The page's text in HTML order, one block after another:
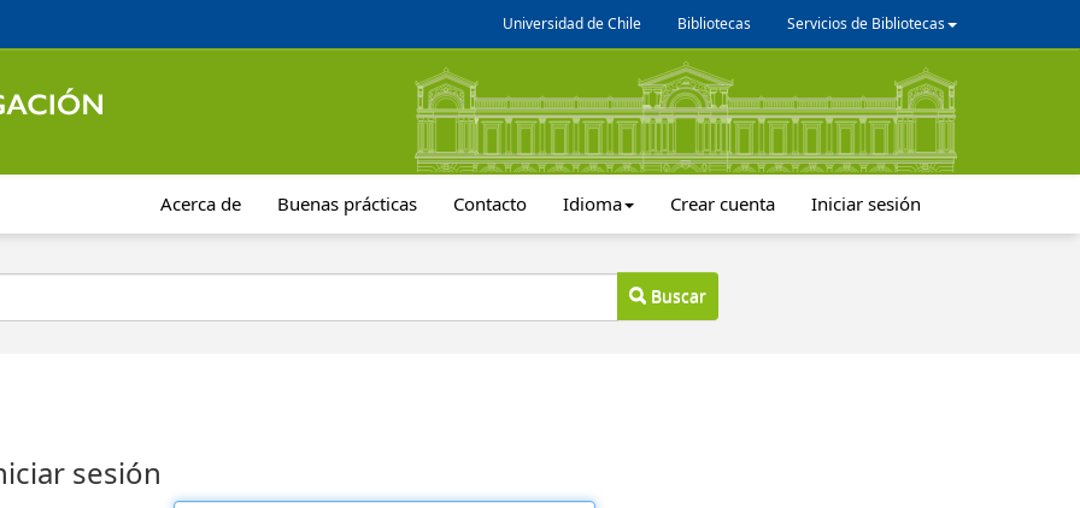
Universidad de Chile Bibliotecas Servicios de Bibliotecas
Acerca de Buenas prácticas Contacto Idioma Crear cuenta Iniciar sesión
Buscar
sesión